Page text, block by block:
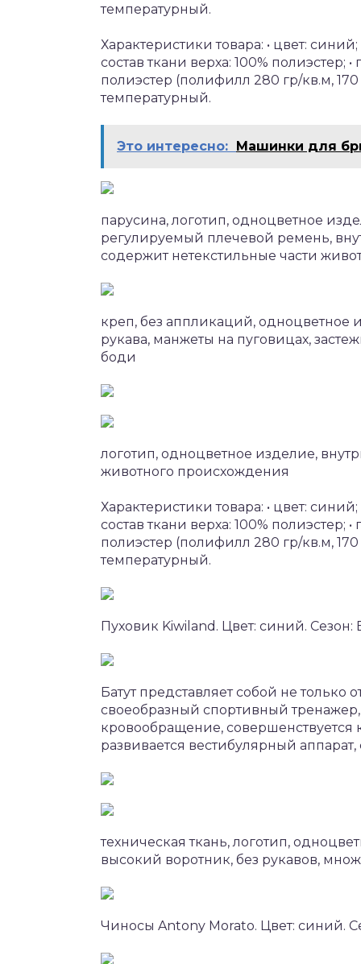
температурный.
Характеристики товара: • цвет:
состав ткани верха: 100% полиэстер;
полиэстер (полифилл 280 гр/кв.м, 170
температурный.
Это интересно: Машинки для
парусина, логотип, одноцветное
регулируемый плечевой ремень,
содержит нетекстильные части
креп, без аппликаций, одноцветное
рукава, манжеты на пуговицах,
боди
логотип, одноцветное изделие,
животного происхождения
Характеристики товара: • цвет:
состав ткани верха: 100% полиэстер;
полиэстер (полифилл 280 гр/кв.м, 170
температурный.
Пуховик Kiwiland. Цвет: синий. Сезон:
Батут представляет собой не
своеобразный спортивный
кровообращение,
развивается вестибулярный
техническая ткань, логотип,
высокий воротник, без рукавов,
Чиносы Antony Morato. Цвет: синий.